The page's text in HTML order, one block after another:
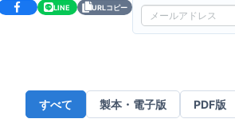
LINE URLコピー
メ
ド
レ
すべて 製本・電子版 PDF版